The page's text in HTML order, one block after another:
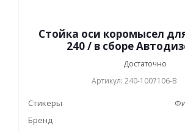
Стойка оси коромысел
240 / в сборе
Достаточно
Артикул: 240-1007106-В
Стикеры
Бренд